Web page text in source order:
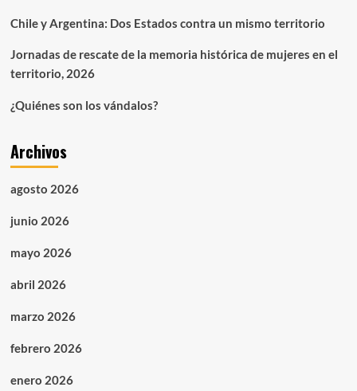
Chile y Argentina: Dos Estados contra un mismo territorio
Jornadas de rescate de la memoria histórica de mujeres en el
territorio, 2026
¿Quiénes son los vándalos?
Archivos
agosto 2026
junio 2026
mayo 2026
abril 2026
marzo 2026
febrero 2026
enero 2026